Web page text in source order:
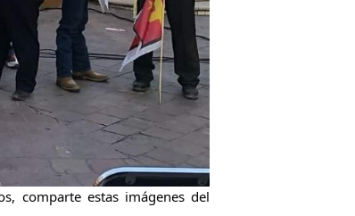
comparte estas imágenes del